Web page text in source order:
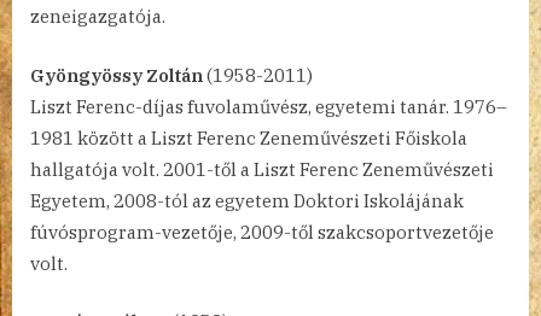
zeneigazgatója.
Gyöngyössy Zoltán(1958-2011)
Liszt Ferenc-díjas fuvolaművész, egyetemi tanár. 1976–
1981 között a Liszt Ferenc Zeneművészeti Főiskola
hallgatója volt. 2001-től a Liszt Ferenc Zeneművészeti
Egyetem, 2008-tól az egyetem Doktori Iskolájának
fúvósprogram-vezetője, 2009-től szakcsoportvezetője
volt.